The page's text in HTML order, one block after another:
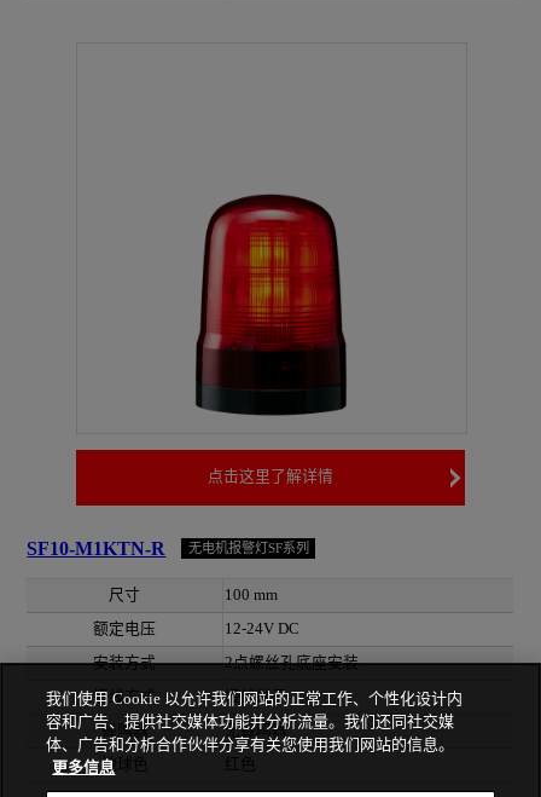
点击这里了解详情
SF10-M1KTN-R 无电机报警灯SF系列
尺寸
100 mm
额定电压
12-24V DC
安装方式
2点螺丝孔底座安装
接线方式
接线端子
蜂鸣器
无蜂鸣器
地球色
红色
我们使用 Cookie 以允许我们网站的正常工作、个性化设计内
容和广告、提供社交媒体功能并分析流量。我们还同社交媒
体、广告和分析合作伙伴分享有关您使用我们网站的信息。
更多信息